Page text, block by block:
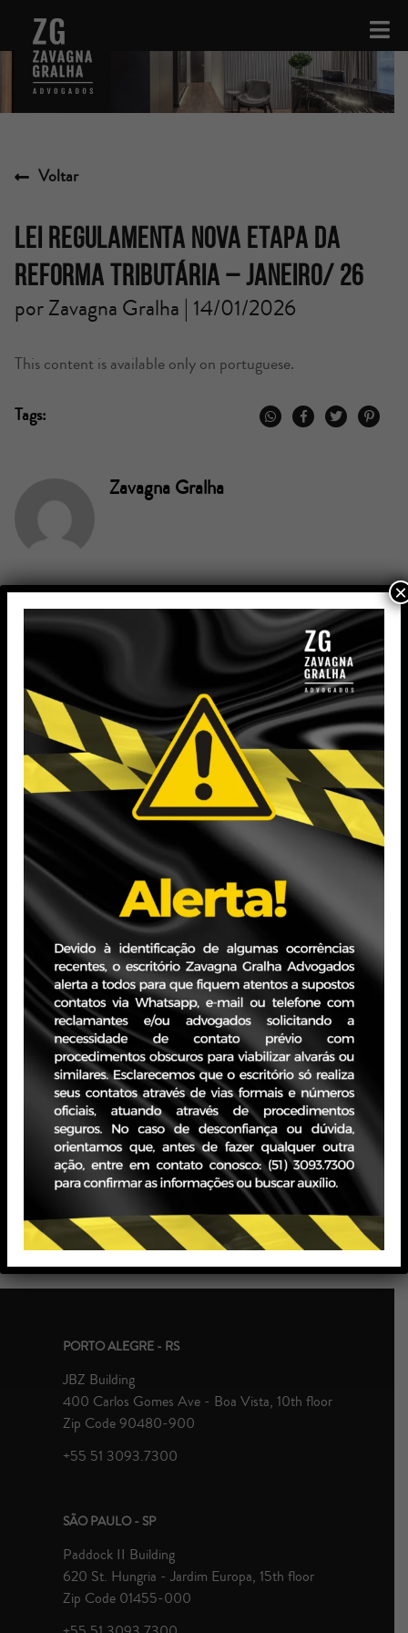
Voltar
LEI REGULAMENTA NOVA ETAPA DA
REFORMA TRIBUTÁRIA – JANEIRO/ 26
por Zavagna Gralha | 14/01/2026
This content is available only on portuguese.
Tags:
Zavagna Gralha
COMO
ESCOLHER O
ENCARREGADO
PELO
TRATAMENTO
DE DADOS
PESSOAIS?
por Equipe LGPD
05/01/2022
Read more
Novo
regramento
para o uso
de
sementes
por Zavagna Gralha
27/07/2023
Read more
Categories
Sem categoria Tags
PORTO ALEGRE - RS
JBZ Building
400 Carlos Gomes Ave - Boa Vista, 10th floor
Zip Code 90480-900
+55 51 3093.7300
SÃO PAULO - SP
Paddock II Building
620 St. Hungria - Jardim Europa, 15th floor
Zip Code 01455-000
×